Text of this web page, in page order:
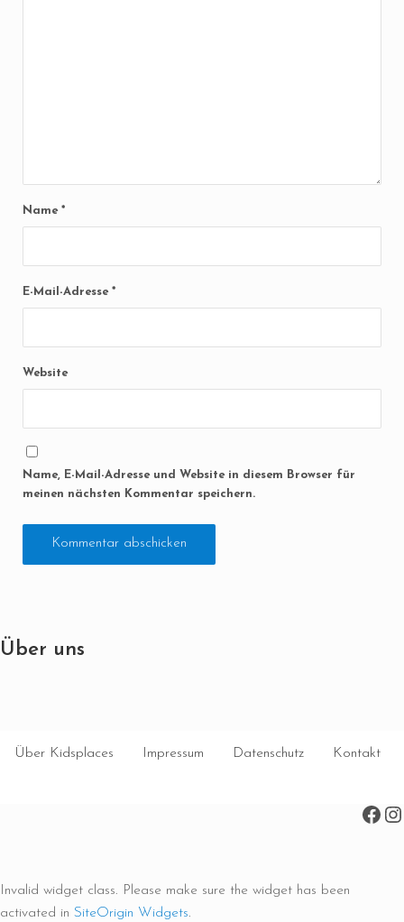
Name *
E-Mail-Adresse *
Website
Name, E-Mail-Adresse und Website in diesem Browser für
meinen nächsten Kommentar speichern.
Über uns
Über Kidsplaces Impressum Datenschutz Kontakt
Invalid widget class. Please make sure the widget has been
activated in SiteOrigin Widgets.